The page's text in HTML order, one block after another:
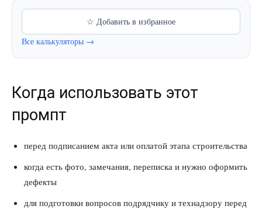
☆ Добавить в избранное
Все калькуляторы →
Когда использовать этот
промпт
перед подписанием акта или оплатой этапа строительства
когда есть фото, замечания, переписка и нужно оформить
дефекты
для подготовки вопросов подрядчику и технадзору перед